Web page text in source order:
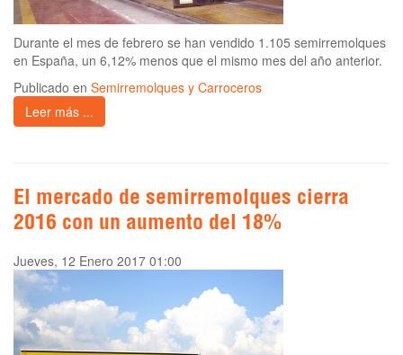
Durante el mes de febrero se han vendido 1.105 semirremolques
en España, un 6,12% menos que el mismo mes del año anterior.
Publicado en Semirremolques y Carroceros
Leer más ...
El mercado de semirremolques cierra
2016 con un aumento del 18%
Jueves, 12 Enero 2017 01:00